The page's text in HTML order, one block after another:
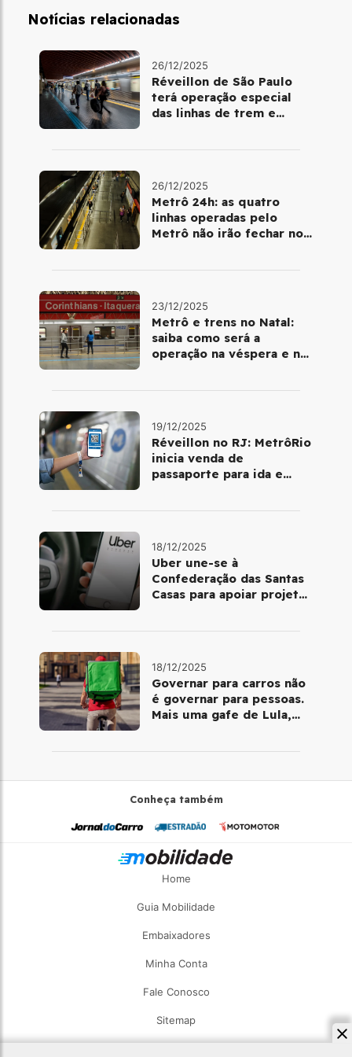
Notícias relacionadas
26/12/2025
Réveillon de São Paulo
terá operação especial
das linhas de trem e
26/12/2025
Metrô 24h: as quatro
linhas operadas pelo
Metrô não irão fechar no
23/12/2025
Metrô e trens no Natal:
saiba como será a
operação na véspera e no
19/12/2025
Réveillon no RJ: MetrôRio
inicia venda de
passaporte para ida e
18/12/2025
Uber une-se à
Confederação das Santas
Casas para apoiar projetos
18/12/2025
Governar para carros não
é governar para pessoas.
Mais uma gafe de Lula,
Conheça também
Home
Guia Mobilidade
Embaixadores
Minha Conta
Fale Conosco
Sitemap